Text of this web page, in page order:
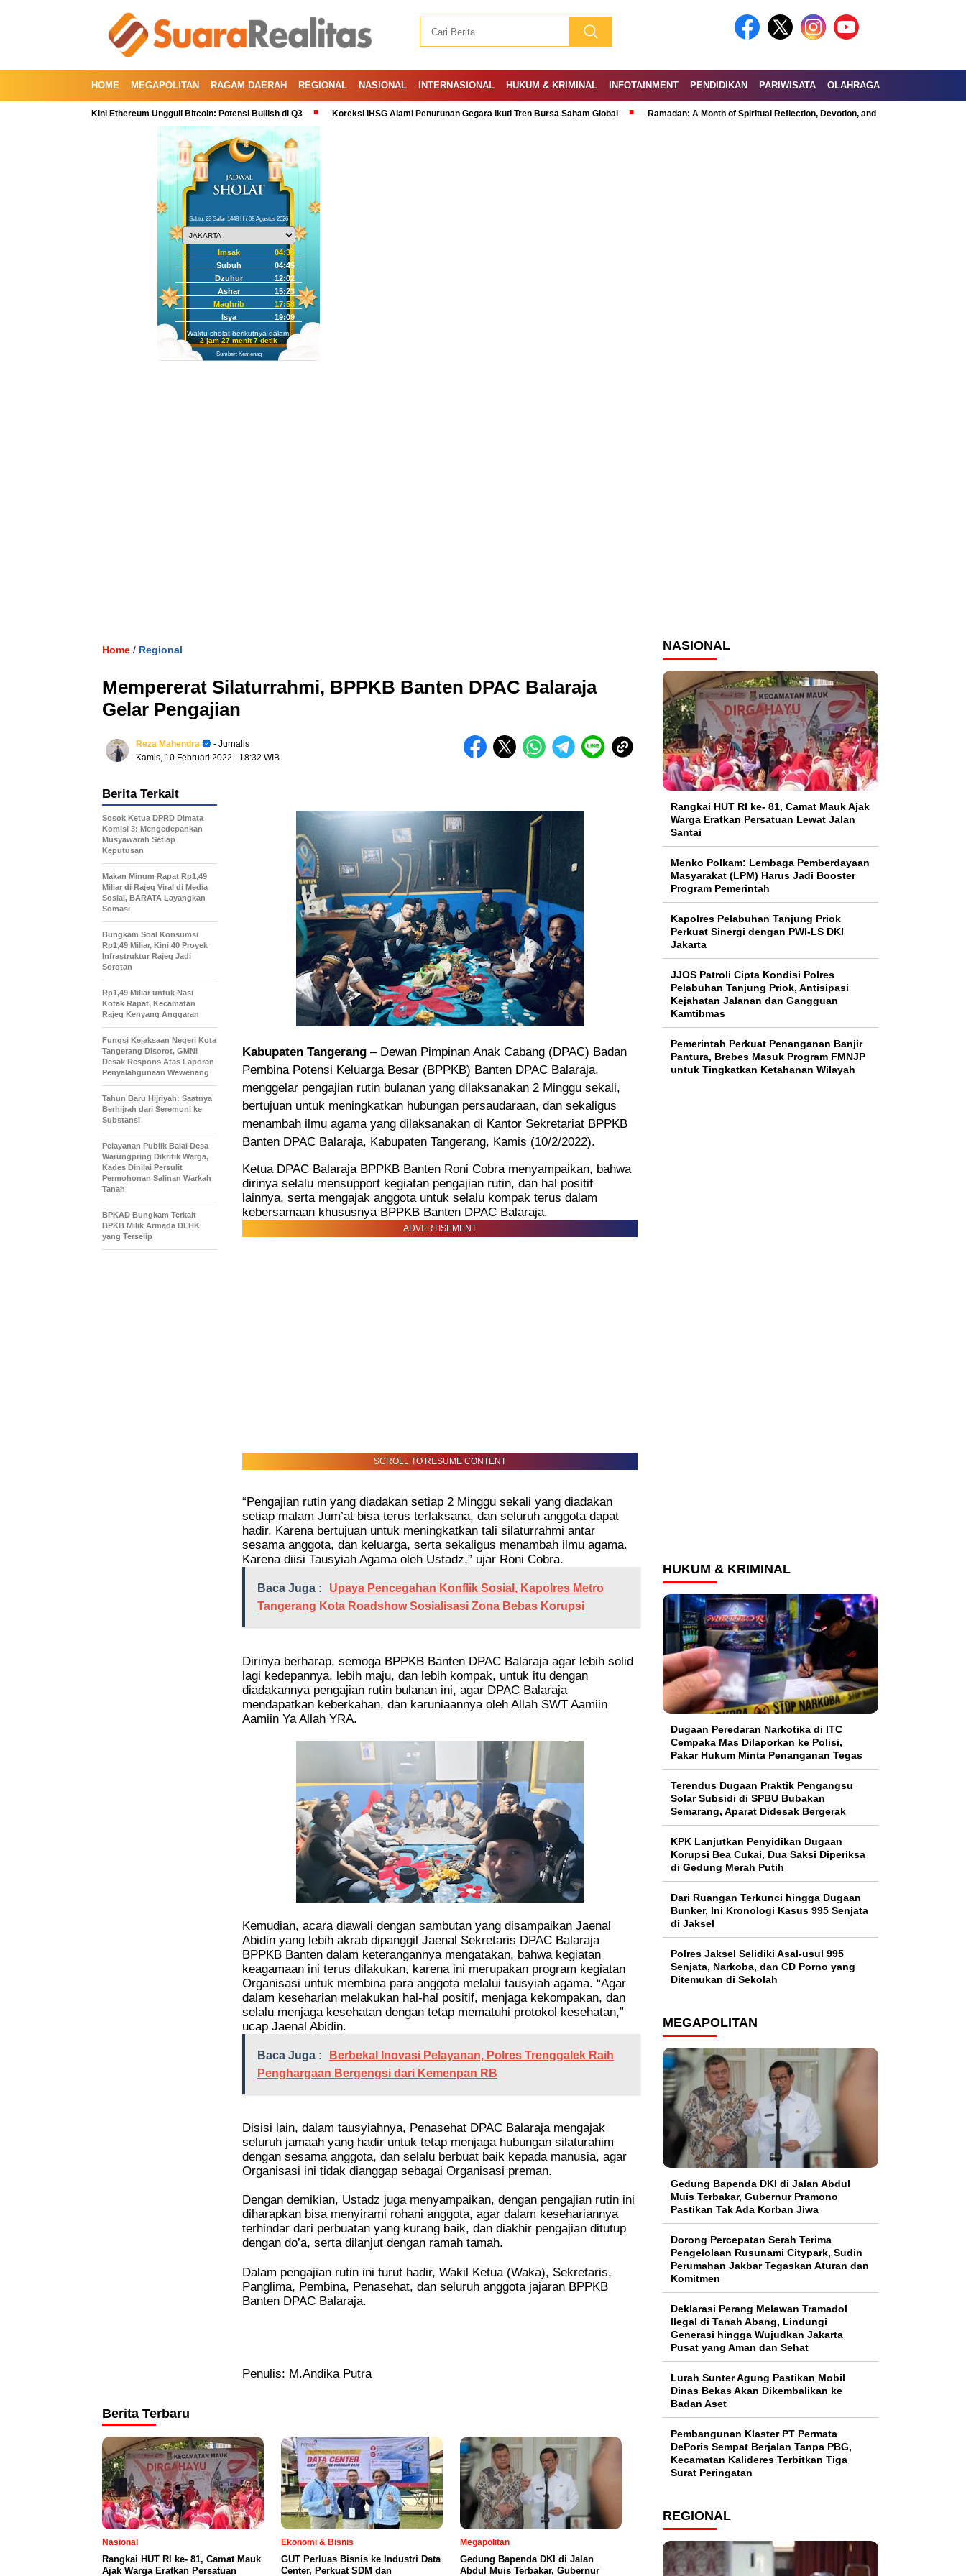
HOME MEGAPOLITAN RAGAM DAERAH REGIONAL NASIONAL INTERNASIONAL HUKUM & KRIMINAL INFOTAINMENT PENDIDIKAN PARIWISATA OLAHRAGA
Kedua, Kini Ethereum Ungguli Bitcoin: Potensi Bullish di Q3 Koreksi IHSG Alami Penurunan Gegara Ikuti Tren Bursa Saham Global Ramadan: A Month of Spiritual Reflection, Devotion, and Charity
Sabtu, 23 Safar 1448 H / 08 Agustus 2026
Imsak
04:35
Subuh
04:45
Dzuhur
12:02
Ashar
15:23
Maghrib
17:58
Isya
19:09
Waktu sholat berikutnya dalam:
2 jam 27 menit 6 detik
Sumber: Kemenag
Home / Regional
Mempererat Silaturrahmi, BPPKB Banten DPAC Balaraja
Gelar Pengajian
Reza Mahendra
- Jurnalis
Kamis, 10 Februari 2022 - 18:32 WIB
Kabupaten Tangerang – Dewan Pimpinan Anak Cabang (DPAC) Badan
Pembina Potensi Keluarga Besar (BPPKB) Banten DPAC Balaraja,
menggelar pengajian rutin bulanan yang dilaksanakan 2 Minggu sekali,
bertujuan untuk meningkatkan hubungan persaudaraan, dan sekaligus
menambah ilmu agama yang dilaksanakan di Kantor Sekretariat BPPKB
Banten DPAC Balaraja, Kabupaten Tangerang, Kamis (10/2/2022).
Ketua DPAC Balaraja BPPKB Banten Roni Cobra menyampaikan, bahwa
dirinya selalu mensupport kegiatan pengajian rutin, dan hal positif
lainnya, serta mengajak anggota untuk selalu kompak terus dalam
kebersamaan khususnya BPPKB Banten DPAC Balaraja.
ADVERTISEMENT
SCROLL TO RESUME CONTENT
“Pengajian rutin yang diadakan setiap 2 Minggu sekali yang diadakan
setiap malam Jum’at bisa terus terlaksana, dan seluruh anggota dapat
hadir. Karena bertujuan untuk meningkatkan tali silaturrahmi antar
sesama anggota, dan keluarga, serta sekaligus menambah ilmu agama.
Karena diisi Tausyiah Agama oleh Ustadz,” ujar Roni Cobra.
Baca Juga :
Upaya Pencegahan Konflik Sosial, Kapolres Metro
Tangerang Kota Roadshow Sosialisasi Zona Bebas Korupsi
Dirinya berharap, semoga BPPKB Banten DPAC Balaraja agar lebih solid
lagi kedepannya, lebih maju, dan lebih kompak, untuk itu dengan
diadakannya pengajian rutin bulanan ini, agar DPAC Balaraja
mendapatkan keberkahan, dan karuniaannya oleh Allah SWT Aamiin
Aamiin Ya Allah YRA.
Kemudian, acara diawali dengan sambutan yang disampaikan Jaenal
Abidin yang lebih akrab dipanggil Jaenal Sekretaris DPAC Balaraja
BPPKB Banten dalam keterangannya mengatakan, bahwa kegiatan
keagamaan ini terus dilakukan, karena ini merupakan program kegiatan
Organisasi untuk membina para anggota melalui tausyiah agama. “Agar
dalam keseharian melakukan hal-hal positif, menjaga kekompakan, dan
selalu menjaga kesehatan dengan tetap mematuhi protokol kesehatan,”
ucap Jaenal Abidin.
Baca Juga :
Berbekal Inovasi Pelayanan, Polres Trenggalek Raih
Penghargaan Bergengsi dari Kemenpan RB
Disisi lain, dalam tausyiahnya, Penasehat DPAC Balaraja mengajak
seluruh jamaah yang hadir untuk tetap menjaga hubungan silaturahim
dengan sesama anggota, dan selalu berbuat baik kepada manusia, agar
Organisasi ini tidak dianggap sebagai Organisasi preman.
Dengan demikian, Ustadz juga menyampaikan, dengan pengajian rutin ini
diharapkan bisa menyirami rohani anggota, agar dalam kesehariannya
terhindar dari perbuatan yang kurang baik, dan diakhir pengajian ditutup
dengan do’a, serta dilanjut dengan ramah tamah.
Dalam pengajian rutin ini turut hadir, Wakil Ketua (Waka), Sekretaris,
Panglima, Pembina, Penasehat, dan seluruh anggota jajaran BPPKB
Banten DPAC Balaraja.
Penulis: M.Andika Putra
Berita Terkait
Sosok Ketua DPRD Dimata
Komisi 3: Mengedepankan
Musyawarah Setiap
Keputusan
Makan Minum Rapat Rp1,49
Miliar di Rajeg Viral di Media
Sosial, BARATA Layangkan
Somasi
Bungkam Soal Konsumsi
Rp1,49 Miliar, Kini 40 Proyek
Infrastruktur Rajeg Jadi
Sorotan
Rp1,49 Miliar untuk Nasi
Kotak Rapat, Kecamatan
Rajeg Kenyang Anggaran
Fungsi Kejaksaan Negeri Kota
Tangerang Disorot, GMNI
Desak Respons Atas Laporan
Penyalahgunaan Wewenang
Tahun Baru Hijriyah: Saatnya
Berhijrah dari Seremoni ke
Substansi
Pelayanan Publik Balai Desa
Warungpring Dikritik Warga,
Kades Dinilai Persulit
Permohonan Salinan Warkah
Tanah
BPKAD Bungkam Terkait
BPKB Milik Armada DLHK
yang Terselip
Berita Terbaru
Nasional
Rangkai HUT RI ke- 81, Camat Mauk
Ajak Warga Eratkan Persatuan
Ekonomi & Bisnis
GUT Perluas Bisnis ke Industri Data
Center, Perkuat SDM dan
Megapolitan
Gedung Bapenda DKI di Jalan
Abdul Muis Terbakar, Gubernur
NASIONAL
Rangkai HUT RI ke- 81, Camat Mauk Ajak
Warga Eratkan Persatuan Lewat Jalan
Santai
Menko Polkam: Lembaga Pemberdayaan
Masyarakat (LPM) Harus Jadi Booster
Program Pemerintah
Kapolres Pelabuhan Tanjung Priok
Perkuat Sinergi dengan PWI-LS DKI
Jakarta
JJOS Patroli Cipta Kondisi Polres
Pelabuhan Tanjung Priok, Antisipasi
Kejahatan Jalanan dan Gangguan
Kamtibmas
Pemerintah Perkuat Penanganan Banjir
Pantura, Brebes Masuk Program FMNJP
untuk Tingkatkan Ketahanan Wilayah
HUKUM & KRIMINAL
Dugaan Peredaran Narkotika di ITC
Cempaka Mas Dilaporkan ke Polisi,
Pakar Hukum Minta Penanganan Tegas
Terendus Dugaan Praktik Pengangsu
Solar Subsidi di SPBU Bubakan
Semarang, Aparat Didesak Bergerak
KPK Lanjutkan Penyidikan Dugaan
Korupsi Bea Cukai, Dua Saksi Diperiksa
di Gedung Merah Putih
Dari Ruangan Terkunci hingga Dugaan
Bunker, Ini Kronologi Kasus 995 Senjata
di Jaksel
Polres Jaksel Selidiki Asal-usul 995
Senjata, Narkoba, dan CD Porno yang
Ditemukan di Sekolah
MEGAPOLITAN
Gedung Bapenda DKI di Jalan Abdul
Muis Terbakar, Gubernur Pramono
Pastikan Tak Ada Korban Jiwa
Dorong Percepatan Serah Terima
Pengelolaan Rusunami Citypark, Sudin
Perumahan Jakbar Tegaskan Aturan dan
Komitmen
Deklarasi Perang Melawan Tramadol
Ilegal di Tanah Abang, Lindungi
Generasi hingga Wujudkan Jakarta
Pusat yang Aman dan Sehat
Lurah Sunter Agung Pastikan Mobil
Dinas Bekas Akan Dikembalikan ke
Badan Aset
Pembangunan Klaster PT Permata
DePoris Sempat Berjalan Tanpa PBG,
Kecamatan Kalideres Terbitkan Tiga
Surat Peringatan
REGIONAL